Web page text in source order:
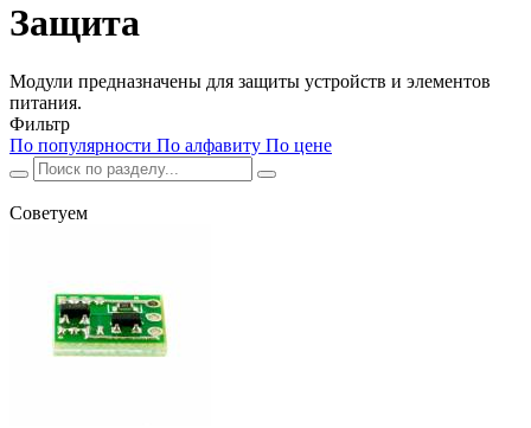
Защита
Модули предназначены для защиты устройств и элементов
питания.
Фильтр
По популярности По алфавиту По цене
Советуем